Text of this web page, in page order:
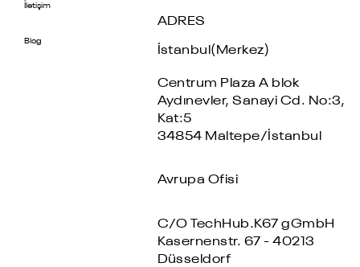
İletişim
Blog
ADRES
İstanbul(Merkez)
Centrum Plaza A blok
Aydınevler, Sanayi Cd. No:3,
Kat:5
34854 Maltepe/İstanbul
Avrupa Ofisi
C/O TechHub.K67 gGmbH
Kasernenstr. 67 - 40213
Düsseldorf